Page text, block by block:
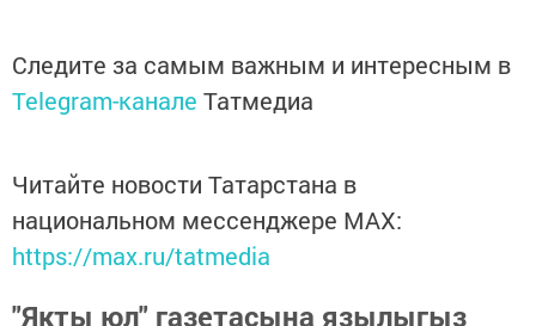
Следите за самым важным и интересным в
Telegram-канале Татмедиа
Читайте новости Татарстана в
национальном мессенджере MАХ:
https://max.ru/tatmedia
"Якты юл" газетасына язылыгыз